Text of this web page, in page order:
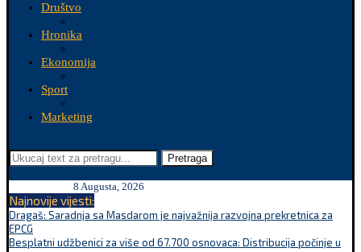
Društvo
Hronika
Ekonomija
Sport
Marketing
Pretraga
8 Augusta, 2026
Najnovije vijesti:
Dragaš: Saradnja sa Masdarom je najvažnija razvojna prekretnica za
EPCG
Besplatni udžbenici za više od 67.700 osnovaca: Distribucija počinje u